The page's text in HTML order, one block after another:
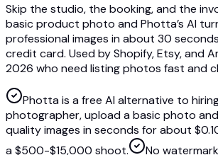
Skip the studio, the booking, and the
basic product photo and Photta’s AI
professional images in about 30
credit card. Used by Shopify, Etsy, and
2026 who need listing photos fast and
Photta is a free AI alternative to
photographer, upload a basic photo
quality images in seconds for about
a $500-$15,000 shoot.
No watermark